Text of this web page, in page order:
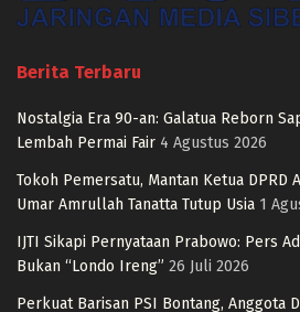
Berita Terbaru
Nostalgia Era 90-an: Galatua Reborn
Lembah Permai Fair 4 Agustus 2026
Tokoh Pemersatu, Mantan Ketua DPRD
Umar Amrullah Tanatta Tutup Usia 1
IJTI Sikapi Pernyataan Prabowo: Pers
Bukan “Londo Ireng” 26 Juli 2026
Perkuat Barisan PSI Bontang, Anggota